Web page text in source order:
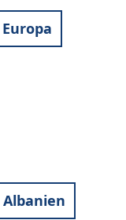
Europa
Albanien